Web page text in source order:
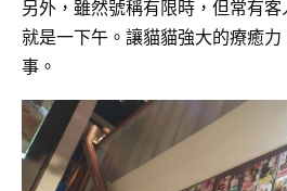
另外，雖然號稱有限時，但常有
就是一下午。讓貓貓強大的療癒
事。